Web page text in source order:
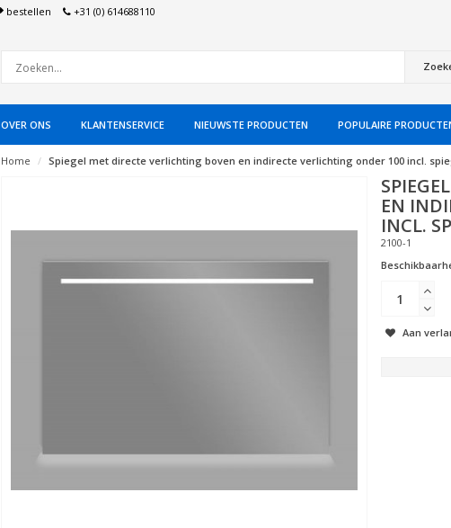
bestellen +31 (0) 614688110
OVER ONS KLANTENSERVICE NIEUWSTE PRODUCTEN POPULAIRE
Home Spiegel met directe verlichting boven en indirecte verlichting onder 100 incl.
EN
INCL.
2100-1
Aan